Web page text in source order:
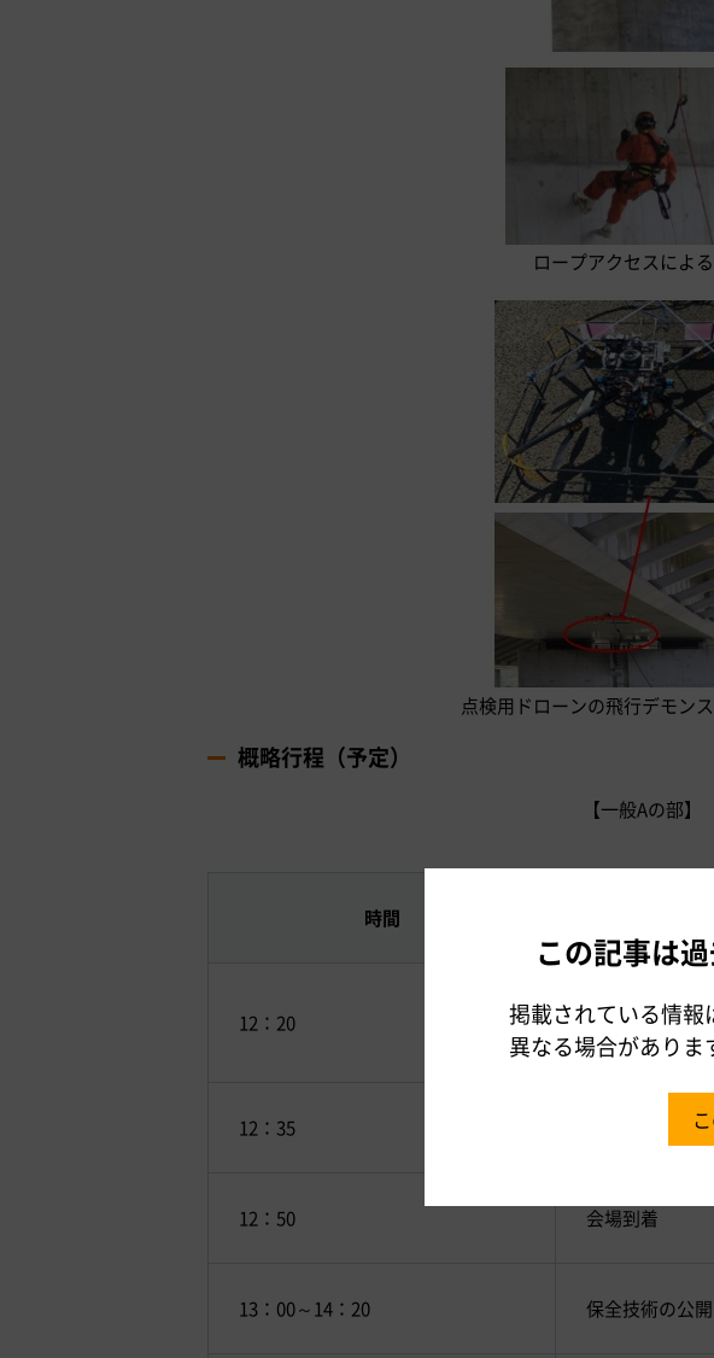
ロープアクセスによ
点検用ドローンの飛行デモン
概略行程（予定）
【一般Aの部】
時間
12：20
受付開始
（海老名駅付近
12：35
12：50 会場到着
13：00～14：20 保全技術の公開
この記事は
掲載されている情
異なる場合がありま